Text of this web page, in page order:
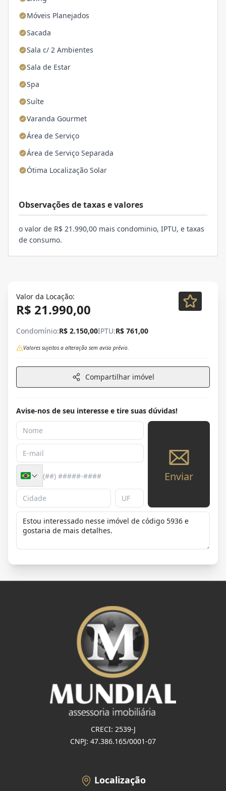
Móveis Planejados
Sacada
Sala c/ 2 Ambientes
Sala de Estar
Spa
Suíte
Varanda Gourmet
Área de Serviço
Área de Serviço Separada
Ótima Localização Solar
Observações de taxas e valores
o valor de R$ 21.990,00 mais condominio, IPTU, e taxas
de consumo.
Valor da Locação:
R$ 21.990,00
Condomínio:R$ 2.150,00IPTU:R$ 761,00
Valores sujeitos a alteração sem aviso prévio.
Compartilhar imóvel
Avise-nos de seu interesse e tire suas dúvidas!
Enviar
CRECI: 2539-J
CNPJ: 47.386.165/0001-07
Localização